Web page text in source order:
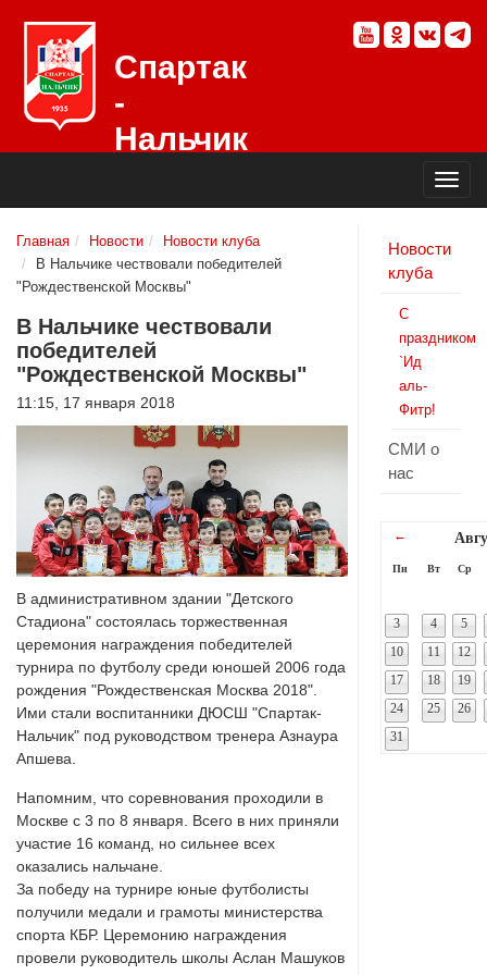
Спартак
-
Нальчик
Главная Новости
Новости клуба
В Нальчике чествовали победителей
"Рождественской Москвы"
В Нальчике чествовали
победителей
"Рождественской Москвы"
11:15, 17 января 2018
В административном здании "Детского
Стадиона" состоялась торжественная
церемония награждения победителей
турнира по футболу среди юношей 2006 года
рождения "Рождественская Москва 2018".
Ими стали воспитанники ДЮСШ "Спартак-
Нальчик" под руководством тренера Азнаура
Апшева.
Напомним, что соревнования проходили в
Москве с 3 по 8 января. Всего в них приняли
участие 16 команд, но сильнее всех
оказались нальчане.
За победу на турнире юные футболисты
получили медали и грамоты министерства
спорта КБР. Церемонию награждения
провели руководитель школы Аслан Машуков
Новости
клуба
С
праздником
`Ид
аль-
Фитр!
СМИ о
нас
←
Пн Вт Ср
3 4
5
10
11
12
17
18
19
24
25
26
31